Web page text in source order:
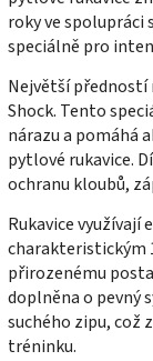
roky ve spolupráci
speciálně pro
Největší
Shock. Tento
nárazu a pomáhá
pytlové rukavice.
ochranu kloubů,
Rukavice využívají
charakteristickým
přirozenému
doplněna o pevný
suchého zipu, což
tréninku.